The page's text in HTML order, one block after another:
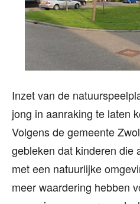
Inzet van de
jong in aanraking te laten
Volgens de gemeente
gebleken dat kinderen die
met een natuurlijke
meer waardering hebben